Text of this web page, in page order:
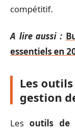
compétitif.
A lire aussi :
essentiels en
Les
gestion
Lesoutils de